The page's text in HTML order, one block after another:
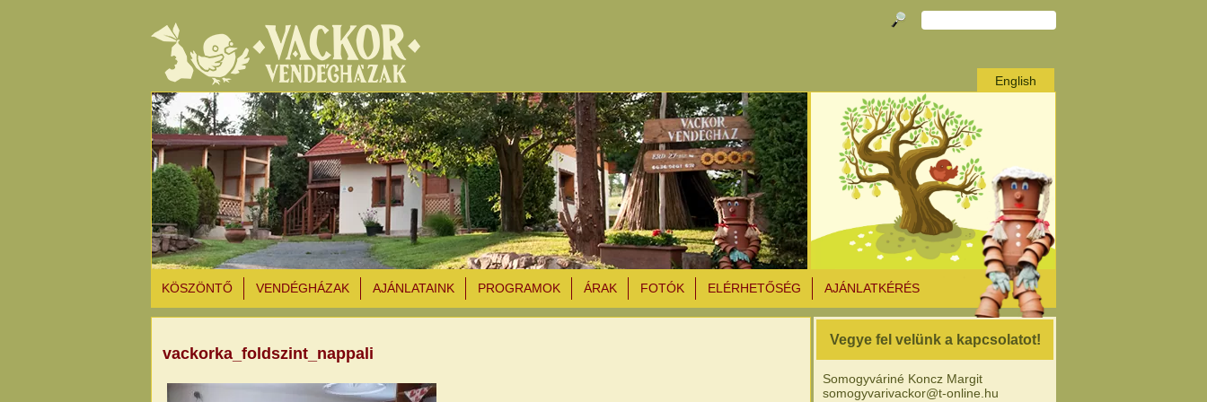
English
KÖSZÖNTŐ VENDÉGHÁZAK AJÁNLATAINK PROGRAMOK ÁRAK FOTÓK ELÉRHETŐSÉG AJÁNLATKÉRÉS
vackorka_foldszint_nappali
Vegye fel velünk a kapcsolatot!
Somogyváriné Koncz Margit
somogyvarivackor@t-online.hu